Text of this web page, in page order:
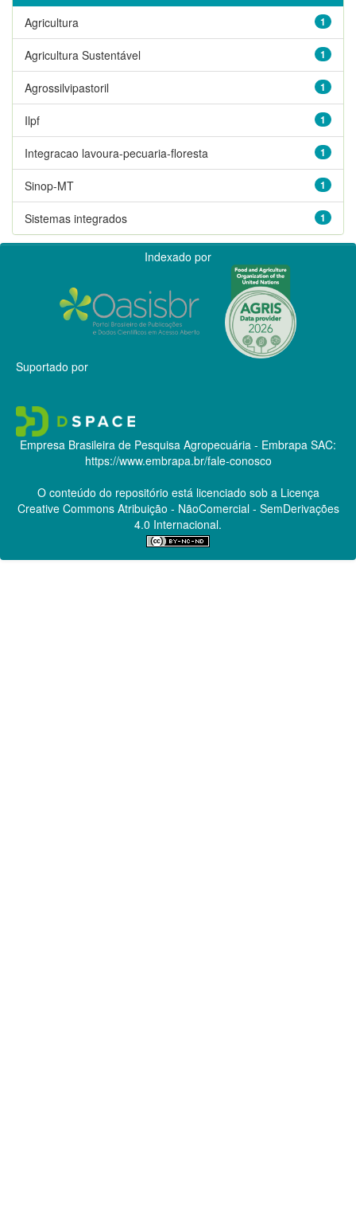
1
Agricultura
1
Agricultura Sustentável
1
Agrossilvipastoril
1
Ilpf
1
Integracao lavoura-pecuaria-floresta
1
Sinop-MT
1
Sistemas integrados
Indexado por
Suportado por
Empresa Brasileira de Pesquisa Agropecuária - Embrapa SAC:
https://www.embrapa.br/fale-conosco
O conteúdo do repositório está licenciado sob a Licença
Creative CommonsAtribuição - NãoComercial - SemDerivações
4.0 Internacional.